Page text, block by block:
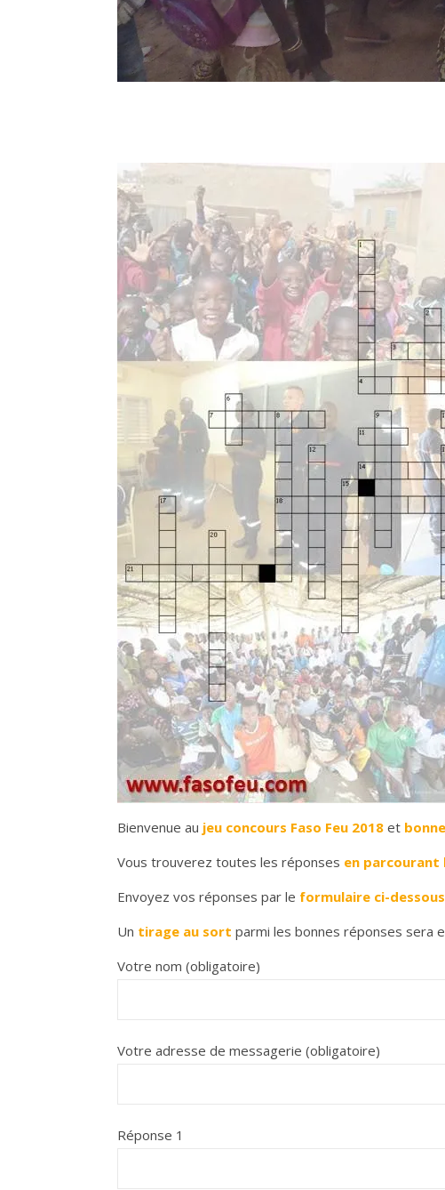
Bienvenue au jeu concours Faso Feu 2018 et
Vous trouverez toutes les réponses en
Envoyez vos réponses par le formulaire ci-dessous
Un tirage au sort parmi les bonnes réponses sera
Votre nom (obligatoire)
Votre adresse de messagerie (obligatoire)
Réponse 1